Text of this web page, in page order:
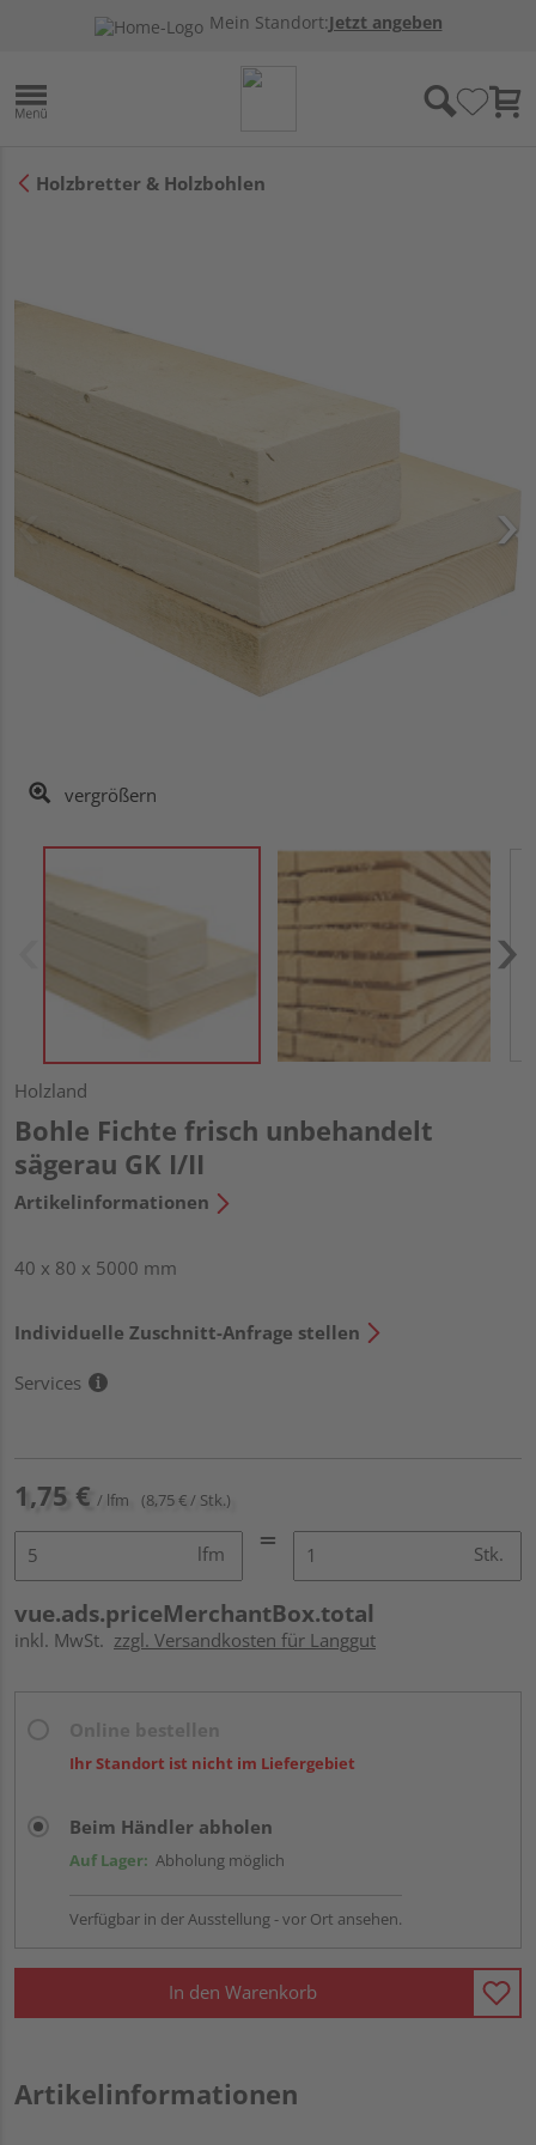
Mein Standort:Jetzt angeben
Holzbretter & Holzbohlen
vergrößern
Holzland
Bohle Fichte frisch unbehandelt
sägerau GK I/II
Artikelinformationen
40 x 80 x 5000 mm
Individuelle Zuschnitt-Anfrage stellen
Services
1,75 € / lfm (8,75 € / Stk.)
lfm Stk.
vue.ads.priceMerchantBox.total
inkl. MwSt. zzgl. Versandkosten für Langgut
Ihr Standort ist nicht im Liefergebiet
Beim Händler abholen
Auf Lager: Abholung möglich
Verfügbar in der Ausstellung - vor Ort ansehen.
In den Warenkorb
Artikelinformationen